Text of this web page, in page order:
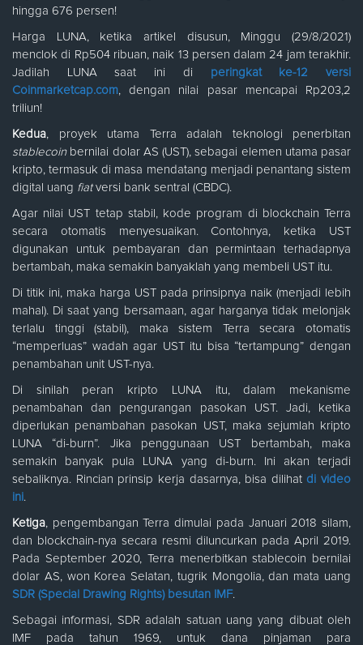
hingga 676 persen!
Harga LUNA, ketika artikel disusun, Minggu (29/8/2021)
menclok di Rp504 ribuan, naik 13 persen dalam 24 jam terakhir.
Jadilah LUNA saat ini di peringkat ke-12 versi
Coinmarketcap.com, dengan nilai pasar mencapai Rp203,2
triliun!
Kedua, proyek utama Terra adalah teknologi penerbitan
stablecoin bernilai dolar AS (UST), sebagai elemen utama pasar
kripto, termasuk di masa mendatang menjadi penantang sistem
digital uang fiatversi bank sentral (CBDC).
Agar nilai UST tetap stabil, kode program di blockchain Terra
secara otomatis menyesuaikan. Contohnya, ketika UST
digunakan untuk pembayaran dan permintaan terhadapnya
bertambah, maka semakin banyaklah yang membeli UST itu.
Di titik ini, maka harga UST pada prinsipnya naik (menjadi lebih
mahal). Di saat yang bersamaan, agar harganya tidak melonjak
terlalu tinggi (stabil), maka sistem Terra secara otomatis
“memperluas” wadah agar UST itu bisa “tertampung” dengan
penambahan unit UST-nya.
Di sinilah peran kripto LUNA itu, dalam mekanisme
penambahan dan pengurangan pasokan UST. Jadi, ketika
diperlukan penambahan pasokan UST, maka sejumlah kripto
LUNA “di-burn”. Jika penggunaan UST bertambah, maka
semakin banyak pula LUNA yang di-burn. Ini akan terjadi
sebaliknya. Rincian prinsip kerja dasarnya, bisa dilihat di video
ini.
Ketiga, pengembangan Terra dimulai pada Januari 2018 silam,
dan blockchain-nya secara resmi diluncurkan pada April 2019.
Pada September 2020, Terra menerbitkan stablecoin bernilai
dolar AS, won Korea Selatan, tugrik Mongolia, dan mata uang
SDR (Special Drawing Rights) besutan IMF.
Sebagai informasi, SDR adalah satuan uang yang dibuat oleh
IMF pada tahun 1969, untuk dana pinjaman para